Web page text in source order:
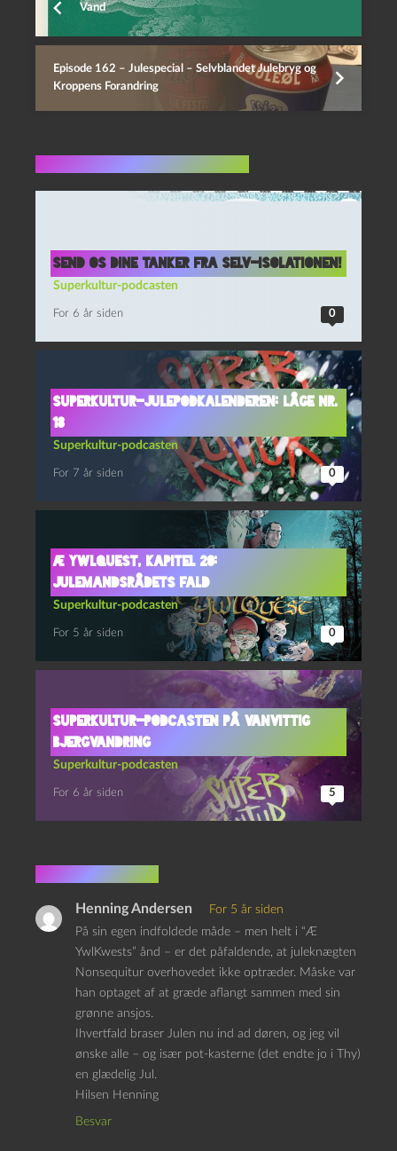
Vand
Episode 162 – Julespecial – Selvblandet Julebryg og
Kroppens Forandring
Send os dine tanker fra selv-isolationen!
Superkultur-podcasten
For 6 år siden 0
Superkultur-julepodkalenderen: Låge nr.
18
Superkultur-podcasten
For 7 år siden 0
Æ YwlQuest, kapitel 20:
Julemandsrådets fald
Superkultur-podcasten
For 5 år siden 0
Superkultur-podcasten på vanvittig
bjergvandring
Superkultur-podcasten
For 6 år siden 5
2 kommentarer
Henning Andersen
For 5 år siden
På sin egen indfoldede måde – men helt i “Æ
YwlKwests” ånd – er det påfaldende, at juleknægten
Nonsequitur overhovedet ikke optræder. Måske var
han optaget af at græde aflangt sammen med sin
grønne ansjos.
Ihvertfald braser Julen nu ind ad døren, og jeg vil
ønske alle – og især pot-kasterne (det endte jo i Thy)
en glædelig Jul.
Hilsen Henning
Besvar